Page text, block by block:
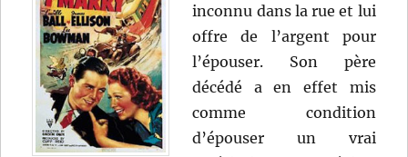
inconnu dans la rue et lui
offre de l’argent pour
l’épouser. Son père
décédé a en effet mis
comme condition
d’épouser un vrai